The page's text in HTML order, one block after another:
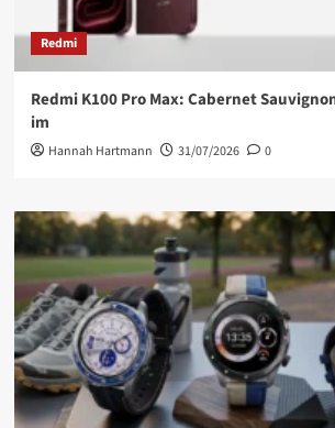
Redmi
Redmi K100 Pro Max: Cabernet
im
Hannah Hartmann 31/07/2026 0